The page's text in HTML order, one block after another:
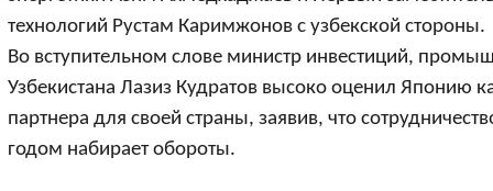
технологий Рустам Каримжонов с узбекской стороны.
Во вступительном слове министр инвестиций,
Узбекистана Лазиз Кудратов высоко оценил Японию
партнера для своей страны, заявив, что
годом набирает обороты.